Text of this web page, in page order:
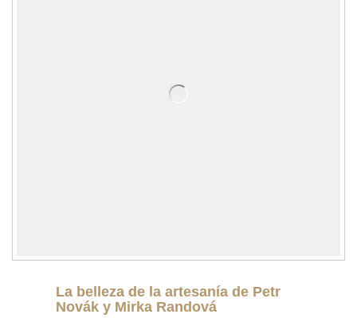
La belleza de la artesanía de Petr
Novák y Mirka Randová